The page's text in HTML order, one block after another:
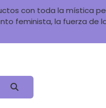
con toda la mística
feminista, la fuerza